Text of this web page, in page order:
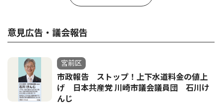
意見広告・議会報告
宮前区
市政報告 ストップ！上下水道料金の値上
げ 日本共産党 川崎市議会議員団 石川け
んじ